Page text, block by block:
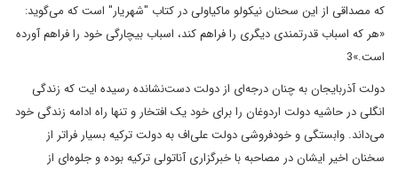
که مصداقی از این سحنان نیکولو ماکیاولی در کتاب "شهریار" است که می‌گوید:
«هر که اسباب قدرتمندی دیگری را فراهم کند، اسباب بیچارگی خود را فراهم آورده
است.»3
دولت آذربایجان به چنان درجه‌ای از دولت دست‌نشانده رسیده ایت که زندگی
انگلی در حاشیه دولت اردوغان را برای خود یک افتخار و تنها راه ادامه زندگی خود
می‌داند. وابستگی و خودفروشی دولت علی‌اف به دولت ترکیه بسیار فراتر از
سخنان اخیر ایشان در مصاحبه با خبرگزاری آناتولی ترکیه بوده و جلوه‌ای از